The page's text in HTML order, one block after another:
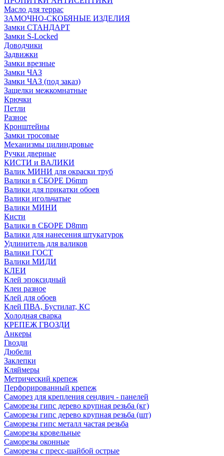
Масло для террас
ЗАМОЧНО-СКОБЯНЫЕ ИЗДЕЛИЯ
Замки СТАНДАРТ
Замки S-Locked
Доводчики
Задвижки
Замки врезные
Замки ЧАЗ
Замки ЧАЗ (под заказ)
Защелки межкомнатные
Крючки
Петли
Разное
Кронштейны
Замки тросовые
Механизмы цилиндровые
Ручки дверные
КИСТИ и ВАЛИКИ
Валик МИНИ для окраски труб
Валики в СБОРЕ D6mm
Валики для прикатки обоев
Валики игольчатые
Валики МИНИ
Кисти
Валики в СБОРЕ D8mm
Валики для нанесения штукатурок
Удлинитель для валиков
Валики ГОСТ
Валики МИДИ
КЛЕИ
Клей эпоксидный
Клеи разное
Клей для обоев
Клей ПВА, Бустилат, КС
Холодная сварка
КРЕПЕЖ ГВОЗДИ
Анкеры
Гвозди
Дюбели
Заклепки
Кляймеры
Метрический крепеж
Перфорированный крепеж
Саморез для крепления сендвич - панелей
Саморезы гипс дерево крупная резьба (кг)
Саморезы гипс дерево крупная резьба (шт)
Саморезы гипс металл частая резьба
Саморезы кровельные
Саморезы оконные
Саморезы с пресс-шайбой острые